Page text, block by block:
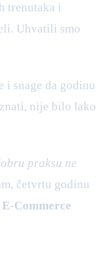
trenutaka i
Uhvatili smo
i snage da godinu
nije bilo lako
praksu ne
četvrtu godinu
E-Commerce